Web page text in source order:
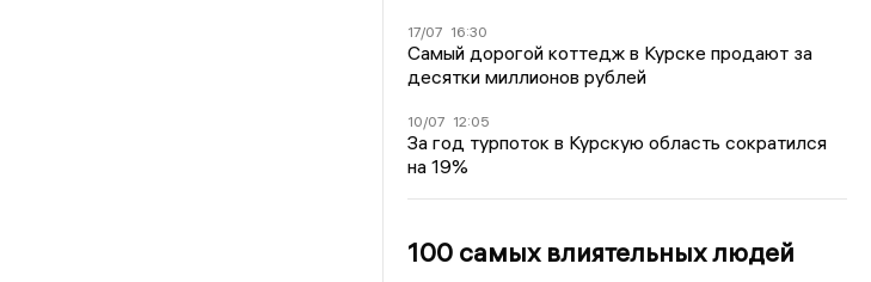
17/07 16:30
Самый дорогой коттедж в Курске продают за
десятки миллионов рублей
10/07 12:05
За год турпоток в Курскую область сократился
на 19%
100 самых влиятельных людей